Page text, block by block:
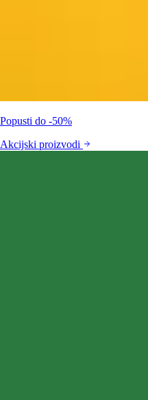
Popusti do -50%
Akcijski proizvodi